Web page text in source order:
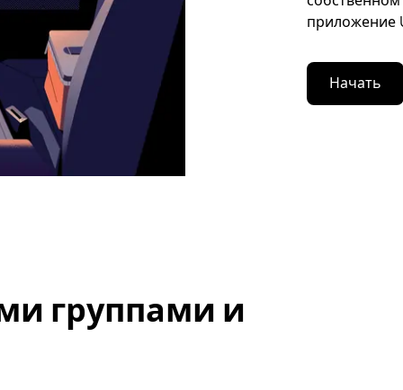
приложение
Начать
группами и